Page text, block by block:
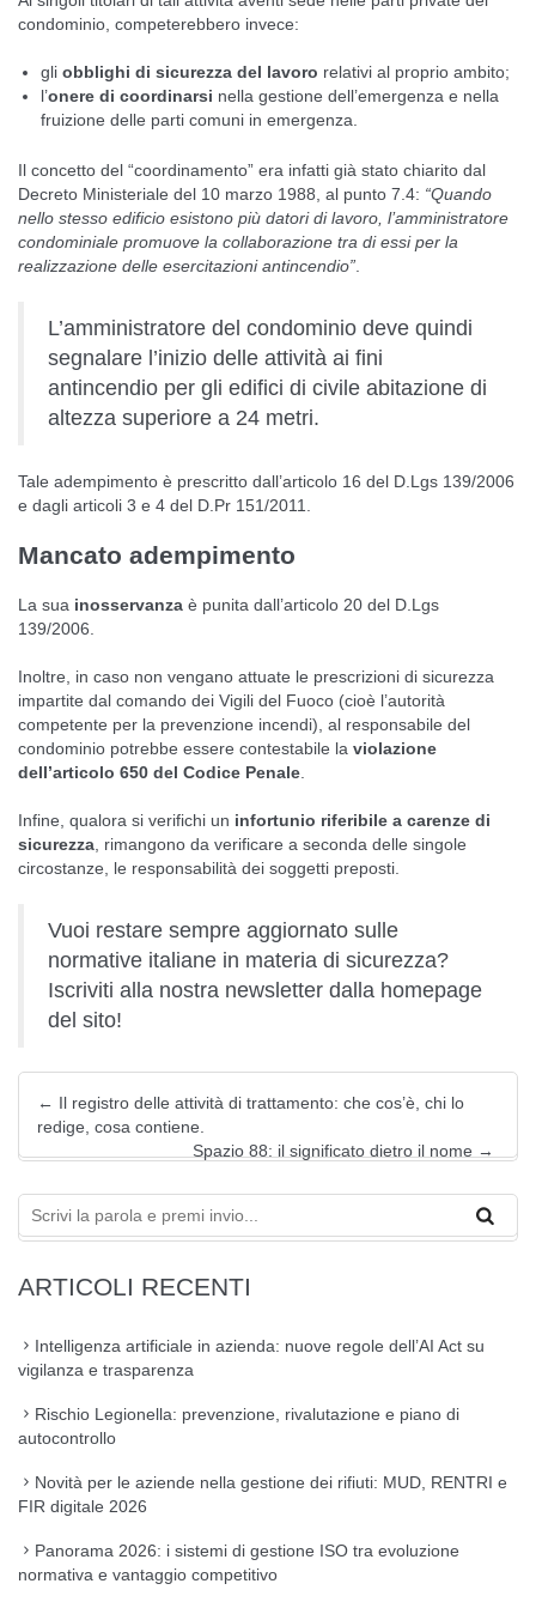
condominio, competerebbero invece:
gli obblighi di sicurezza del lavoro relativi al proprio ambito;
l’onere di coordinarsi nella gestione dell’emergenza e nella
fruizione delle parti comuni in emergenza.
Il concetto del “coordinamento” era infatti già stato chiarito dal
Decreto Ministeriale del 10 marzo 1988, al punto 7.4: “Quando
nello stesso edificio esistono più datori di lavoro, l’amministratore
condominiale promuove la collaborazione tra di essi per la
realizzazione delle esercitazioni antincendio”
L’amministratore del condominio deve quindi
segnalare l’inizio delle attività ai fini
antincendio per gli edifici di civile abitazione di
altezza superiore a 24 metri.
Tale adempimento è prescritto dall’articolo 16 del D.Lgs 139/2006
e dagli articoli 3 e 4 del D.Pr 151/2011.
Mancato adempimento
La sua inosservanza è punita dall’articolo 20 del D.Lgs
139/2006.
Inoltre, in caso non vengano attuate le prescrizioni di sicurezza
impartite dal comando dei Vigili del Fuoco (cioè l’autorità
competente per la prevenzione incendi), al responsabile del
condominio potrebbe essere contestabile la violazione
dell’articolo 650 del Codice Penale
Infine, qualora si verifichi un infortunio riferibile a carenze di
sicurezza , rimangono da verificare a seconda delle singole
circostanze, le responsabilità dei soggetti preposti.
Vuoi restare sempre aggiornato sulle
normative italiane in materia di sicurezza?
Iscriviti alla nostra newsletter dalla homepage
del sito!
← Il registro delle attività di trattamento: che cos’è, chi lo
redige, cosa contiene.
Spazio 88: il significato dietro il nome →
ARTICOLI RECENTI
Intelligenza artificiale in azienda: nuove regole dell’AI Act su
vigilanza e trasparenza
Rischio Legionella: prevenzione, rivalutazione e piano di
autocontrollo
Novità per le aziende nella gestione dei rifiuti: MUD, RENTRI e
FIR digitale 2026
Panorama 2026: i sistemi di gestione ISO tra evoluzione
normativa e vantaggio competitivo